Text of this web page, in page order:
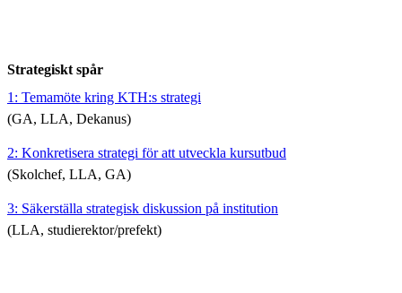
Strategiskt spår
1: Temamöte kring KTH:s strategi
(GA, LLA, Dekanus)
2: Konkretisera strategi för att utveckla kursutbud
(Skolchef, LLA, GA)
3: Säkerställa strategisk diskussion på institution
(LLA, studierektor/prefekt)